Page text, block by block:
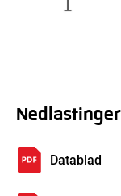
Nedlastinger
Datablad